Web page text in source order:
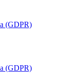
(GDPR)
(GDPR)